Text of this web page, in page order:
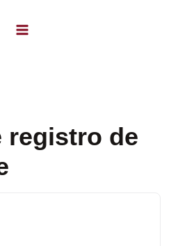
registro de